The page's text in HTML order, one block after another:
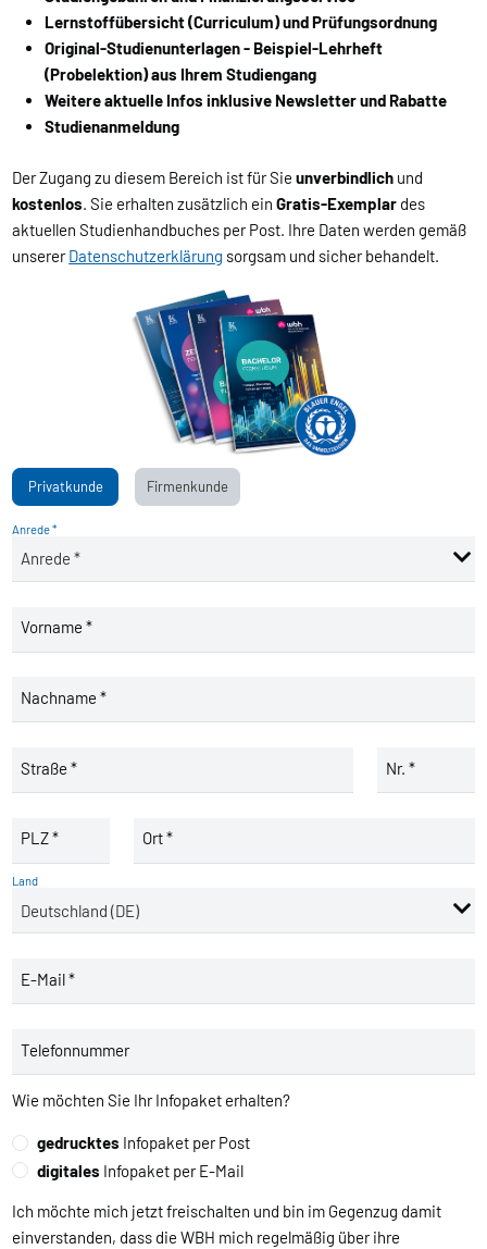
Lernstoffübersicht (Curriculum) und Prüfungsordnung
Original-Studienunterlagen - Beispiel-Lehrheft
(Probelektion) aus Ihrem Studiengang
Weitere aktuelle Infos inklusive Newsletter und Rabatte
Studienanmeldung
Der Zugang zu diesem Bereich ist für Sieunverbindlich und
kostenlos. Sie erhalten zusätzlich einGratis-Exemplar des
aktuellen Studienhandbuches per Post. Ihre Daten werden gemäß
unsererDatenschutzerklärung sorgsam und sicher behandelt.
Privatkunde Firmenkunde
Anrede *
Vorname *
Nachname *
Straße * Nr. *
PLZ * Ort *
Land
E-Mail *
Telefonnummer
Wie möchten Sie Ihr Infopaket erhalten?
gedrucktes Infopaket per Post
digitales Infopaket per E-Mail
Ich möchte mich jetzt freischalten und bin im Gegenzug damit
einverstanden, dass die WBH mich regelmäßig über ihre